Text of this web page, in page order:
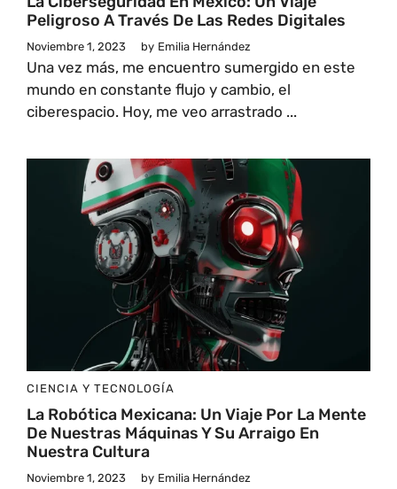
Peligroso A Través De Las Redes Digitales
Noviembre 1, 2023 by Emilia Hernández
Una vez más, me encuentro sumergido en este
mundo en constante flujo y cambio, el
ciberespacio. Hoy, me veo arrastrado ...
CIENCIA Y TECNOLOGÍA
La Robótica Mexicana: Un Viaje Por La Mente
De Nuestras Máquinas Y Su Arraigo En
Nuestra Cultura
Noviembre 1, 2023 by Emilia Hernández